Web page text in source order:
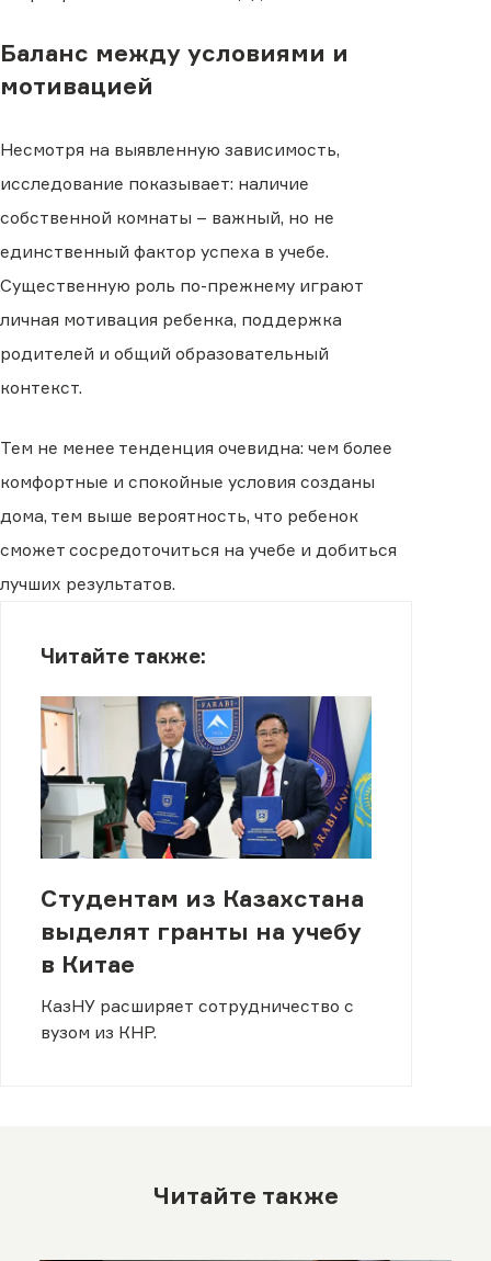
Баланс между условиями и
мотивацией
Несмотря на выявленную зависимость,
исследование показывает: наличие
собственной комнаты – важный, но не
единственный фактор успеха в учебе.
Существенную роль по-прежнему играют
личная мотивация ребенка, поддержка
родителей и общий образовательный
контекст.
Тем не менее тенденция очевидна: чем более
комфортные и спокойные условия созданы
дома, тем выше вероятность, что ребенок
сможет сосредоточиться на учебе и добиться
лучших результатов.
Читайте также:
Студентам из Казахстана
выделят гранты на учебу
в Китае
КазНУ расширяет сотрудничество с
вузом из КНР.
Читайте также